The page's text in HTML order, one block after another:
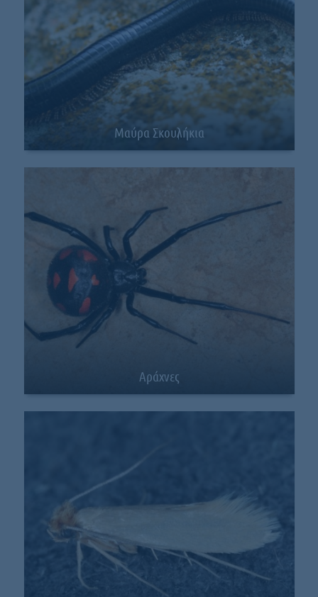
Μαύρα Σκουλήκια
Αράχνες